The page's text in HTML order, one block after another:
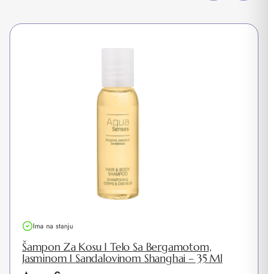
Ima na stanju
Šampon Za Kosu I Telo Sa Bergamotom,
Jasminom I Sandalovinom Shanghai – 35 Ml